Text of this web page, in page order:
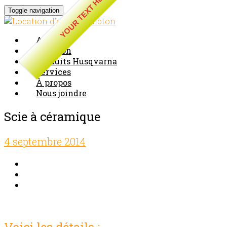
YOUR TEXT HERE
Toggle navigation
Accueil
Location
Produits Husqvarna
Services
À propos
Nous joindre
Scie à céramique
4 septembre 2014